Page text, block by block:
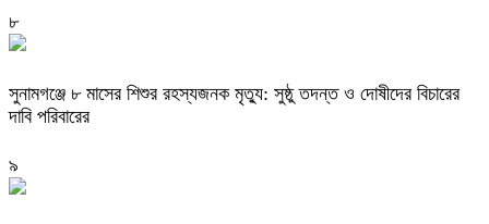
৮
সুনামগঞ্জে ৮ মাসের শিশুর রহস্যজনক মৃত্যু: সুষ্ঠু তদন্ত ও দোষীদের বিচারের
দাবি পরিবারের
৯